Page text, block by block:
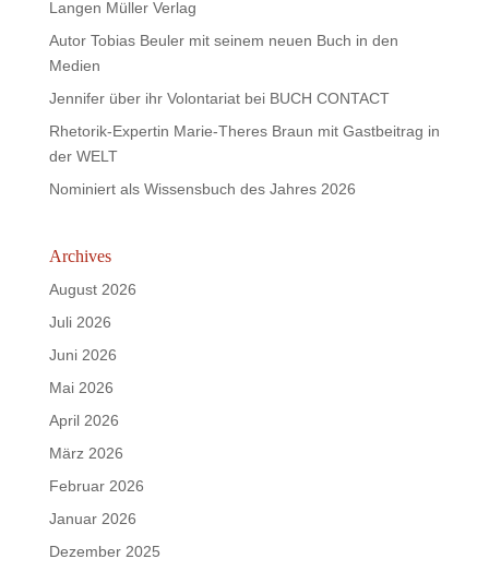
Langen Müller Verlag
Autor Tobias Beuler mit seinem neuen Buch in den
Medien
Jennifer über ihr Volontariat bei BUCH CONTACT
Rhetorik-Expertin Marie-Theres Braun mit Gastbeitrag in
der WELT
Nominiert als Wissensbuch des Jahres 2026
Archives
August 2026
Juli 2026
Juni 2026
Mai 2026
April 2026
März 2026
Februar 2026
Januar 2026
Dezember 2025